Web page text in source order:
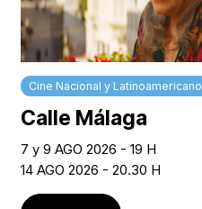
Cine Nacional y Latinoamericano
Calle Málaga
7 y 9 AGO 2026 - 19 H
14 AGO 2026 - 20.30 H